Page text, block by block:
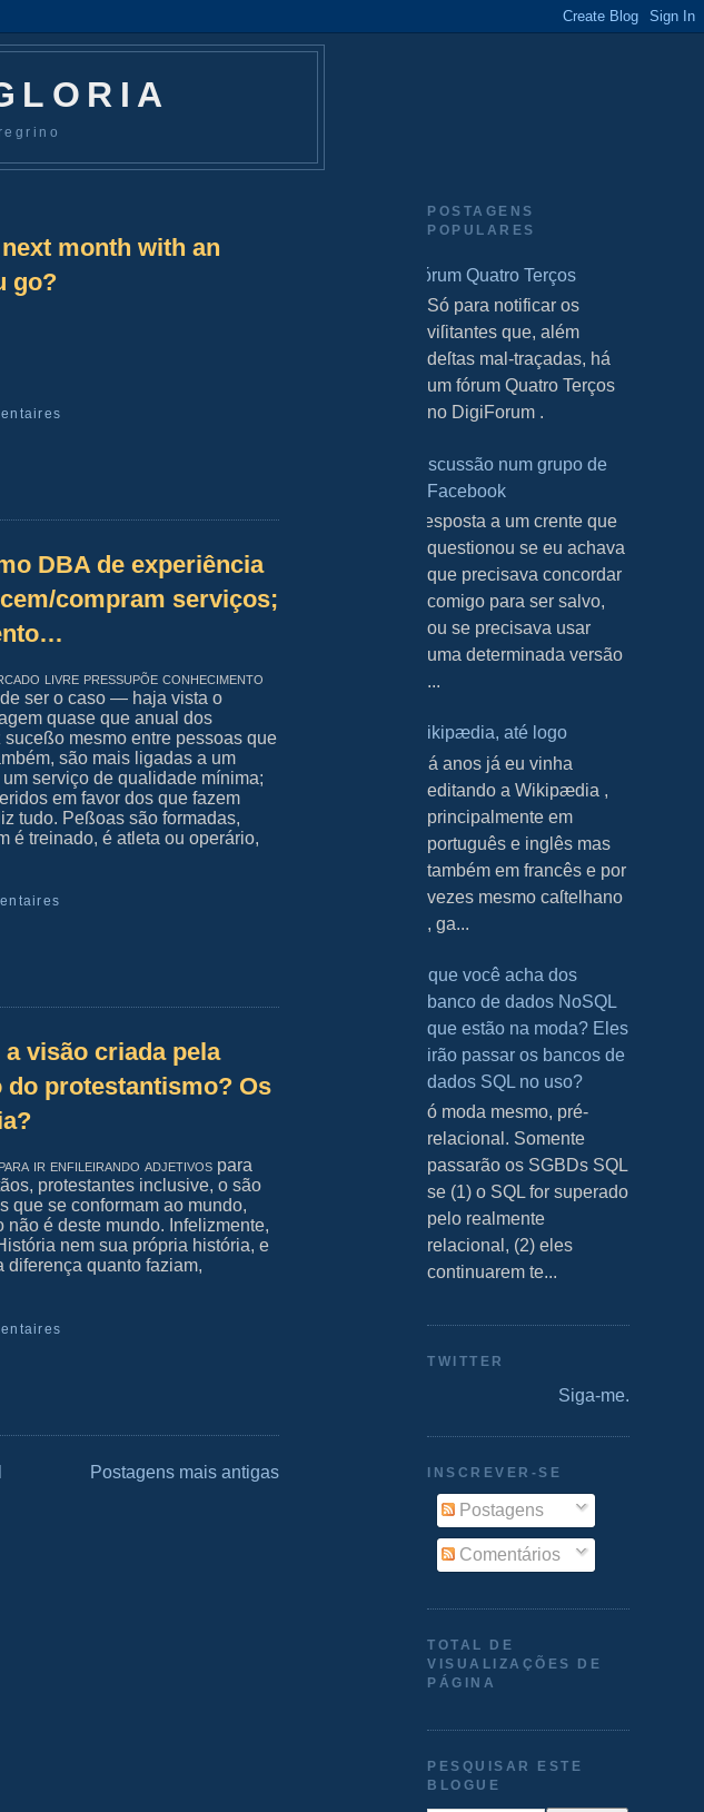
month with an
go?
DBA de experiência
compram serviços;
livre preßupõe conhecimento
ser o caso — haja vista o
quase que anual dos
mesmo entre pessoas que
são mais ligadas a um
serviço de qualidade mínima;
em favor dos que fazem
tudo. Peßoas são formadas,
é treinado, é atleta ou operário,
visão criada pela
do protestantismo? Os
ir enfileirando adjetivospara
protestantes inclusive, o são
que se conformam ao mundo,
é deste mundo. Infelizmente,
nem sua própria história, e
quanto faziam,
Postagens mais antigas
POSTAGENS
POPULARES
Fórum Quatro Terços
S Só para notificar os
viſitantes que, além
deſtas mal-traçadas, há
um fórum Quatro Terços
no DigiForum .
Discussão num grupo de
Facebook
Resposta a um crente que
questionou se eu achava
que precisava concordar
comigo para ser salvo,
ou se precisava usar
uma determinada versão
...
Wikipædia, até logo
H á anos já eu vinha
editando a Wikipædia ,
principalmente em
português e inglês mas
também em francês e por
vezes mesmo caſtelhano
, ga...
O que você acha dos
banco de dados NoSQL
que estão na moda? Eles
irão passar os bancos de
dados SQL no uso?
S ó moda mesmo, pré-
relacional. Somente
passarão os SGBDs SQL
se (1) o SQL for superado
pelo realmente
relacional, (2) eles
continuarem te...
TWITTER
Siga-me.
INSCREVER-SE
Postagens
Comentários
TOTAL DE
VISUALIZAÇÕES DE
PÁGINA
PESQUISAR ESTE
BLOGUE